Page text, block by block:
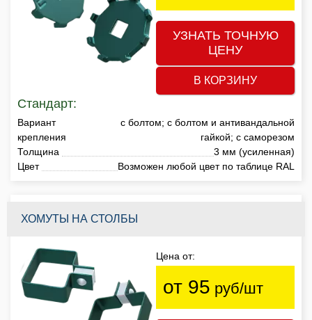
УЗНАТЬ ТОЧНУЮ
ЦЕНУ
В КОРЗИНУ
Стандарт:
Вариант
крепления
с болтом; с болтом и антивандальной
гайкой; с саморезом
Толщина
3 мм (усиленная)
Цвет
Возможен любой цвет по таблице RAL
ХОМУТЫ НА СТОЛБЫ
Цена от:
от 95 руб/шт